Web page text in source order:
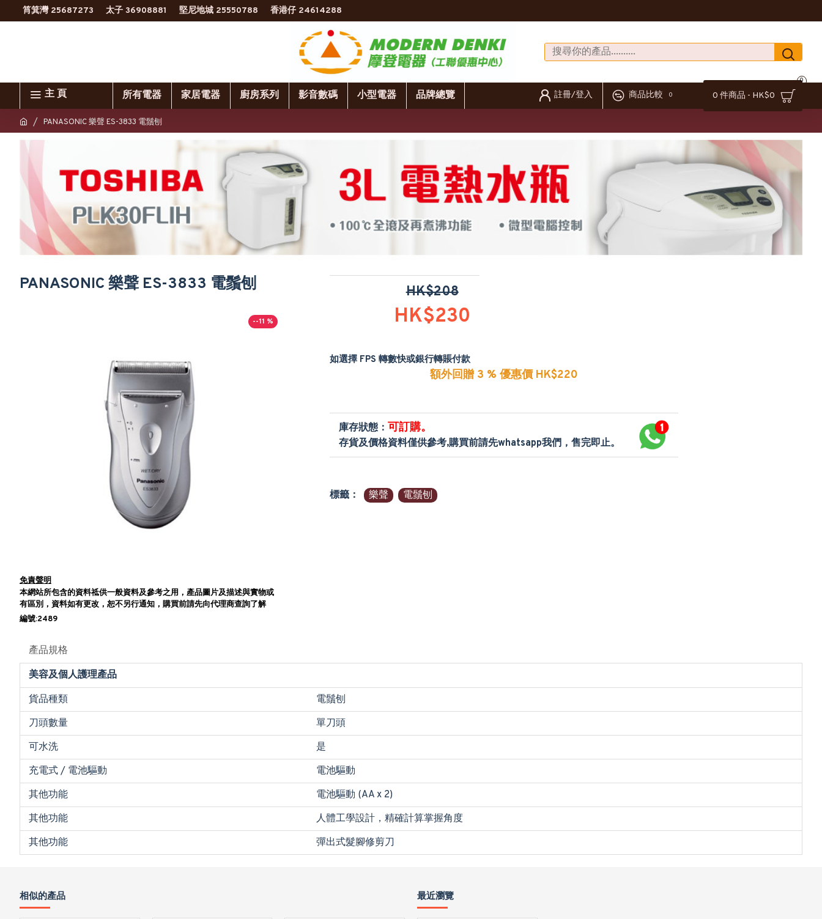
筲箕灣 25687273 太子 36908881 堅尼地城 25550788 香港仔 24614288
主 頁 所有電器 家居電器 廚房系列 影音數碼 小型電器 品牌總覽 註冊/登入 商品比較 0 0 件商品 - HK$0
0
PANASONIC 樂聲 ES-3833 電鬚刨
PANASONIC 樂聲 ES-3833 電鬚刨
--11 %
免責聲明
本網站所包含的資料祗供一般資料及參考之用，產品圖片及描述與實物或
有區別，資料如有更改，恕不另行通知，購買前請先向代理商查詢了解
編號:2489
HK$230
HK$208
如選擇 FPS 轉數快或銀行轉賬付款
額外回贈 3 % 優惠價 HK$220
庫存狀態： 可訂購。
存貨及價格資料僅供參考,購買前請先whatsapp我們，售完即止。
標籤： 樂聲 電鬚刨
產品規格
美容及個人護理產品
貨品種類
電鬚刨
刀頭數量
單刀頭
可水洗
是
充電式 / 電池驅動
電池驅動
其他功能
電池驅動 (AA x 2)
其他功能
人體工學設計，精確計算掌握角度
其他功能
彈出式髮腳修剪刀
相似的產品 最近瀏覽